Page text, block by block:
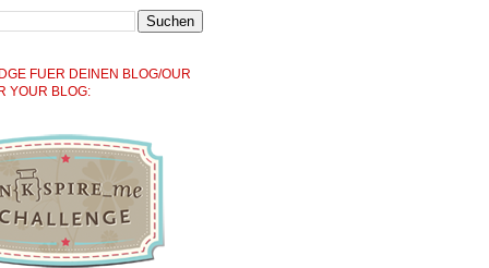
FUER DEINEN BLOG/OUR
YOUR BLOG: